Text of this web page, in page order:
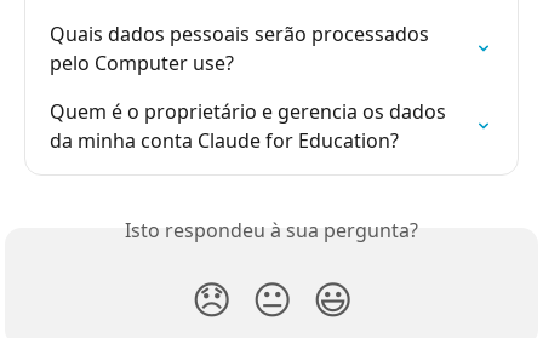
Quais dados pessoais serão processados
pelo Computer use?
Quem é o proprietário e gerencia os dados
da minha conta Claude for Education?
Isto respondeu à sua pergunta?
😞 😐 😃